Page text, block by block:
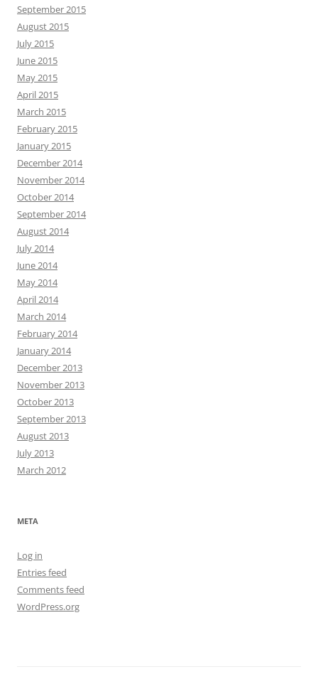
September 2015
August 2015
July 2015
June 2015
May 2015
April 2015
March 2015
February 2015
January 2015
December 2014
November 2014
October 2014
September 2014
August 2014
July 2014
June 2014
May 2014
April 2014
March 2014
February 2014
January 2014
December 2013
November 2013
October 2013
September 2013
August 2013
July 2013
March 2012
META
Log in
Entries feed
Comments feed
WordPress.org